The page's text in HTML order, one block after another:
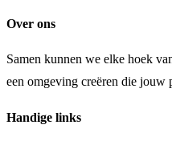
Over ons
Samen kunnen we elke hoek
een omgeving creëren die jouw
Handige links